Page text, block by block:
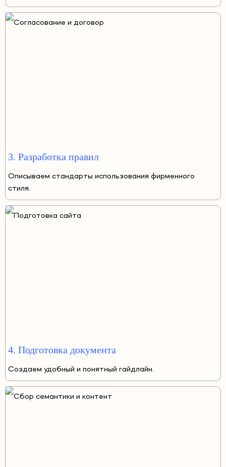
3. Разработка правил
Описываем стандарты использования фирменного
стиля.
4. Подготовка документа
Создаем удобный и понятный гайдлайн.